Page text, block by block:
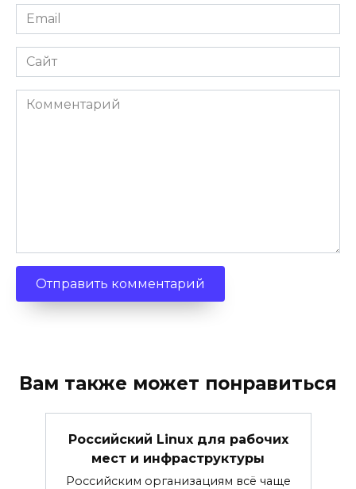
Email
Сайт
Комментарий
Вам также может понравиться
Российский Linux для рабочих
мест и инфраструктуры
Российским организациям всё чаще